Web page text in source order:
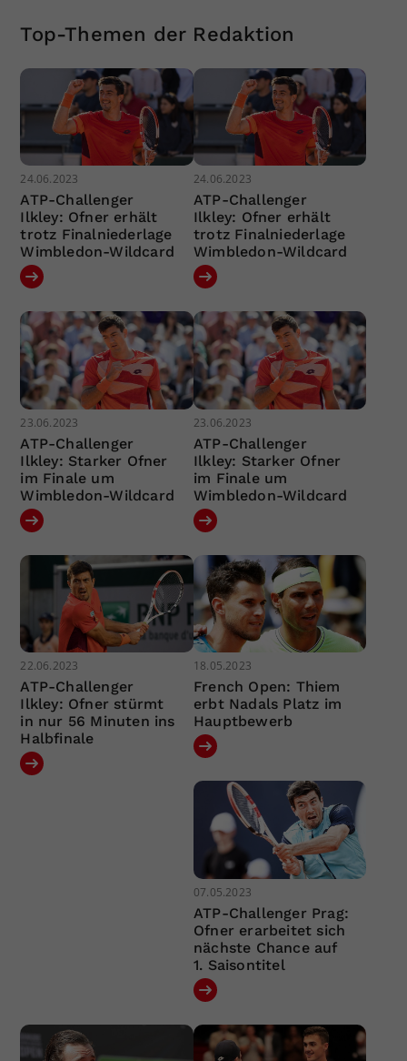
Top-Themen der Redaktion
24.06.2023
ATP-Challenger
Ilkley: Ofner erhält
trotz Finalniederlage
Wimbledon-Wildcard
24.06.2023
ATP-Challenger
Ilkley: Ofner erhält
trotz Finalniederlage
Wimbledon-Wildcard
23.06.2023
ATP-Challenger
Ilkley: Starker Ofner
im Finale um
Wimbledon-Wildcard
23.06.2023
ATP-Challenger
Ilkley: Starker Ofner
im Finale um
Wimbledon-Wildcard
22.06.2023
ATP-Challenger
Ilkley: Ofner stürmt
in nur 56 Minuten ins
Halbfinale
18.05.2023
French Open: Thiem
erbt Nadals Platz im
Hauptbewerb
07.05.2023
ATP-Challenger Prag:
Ofner erarbeitet sich
nächste Chance auf
1. Saisontitel